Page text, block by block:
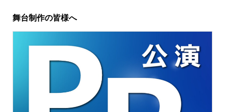
舞台制作の皆様へ